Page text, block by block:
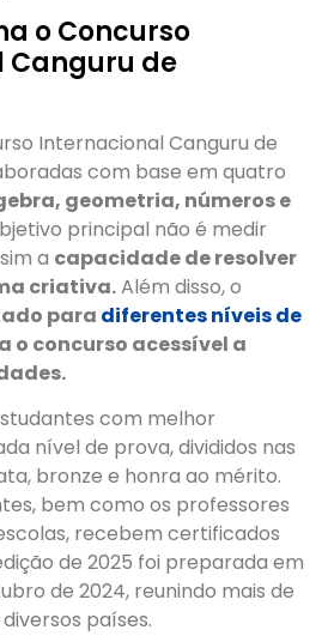
o Concurso
de
Internacional Canguru de
com base em quatro
geometria, números e
principal não é medir
a capacidade de resolver
criativa.Além disso, o
para diferentes níveis de
o concurso acessível a
com melhor
nível de prova, divididos nas
bronze e honra ao mérito.
bem como os professores
recebem certificados
de 2025 foi preparada em
de 2024, reunindo mais de
países.